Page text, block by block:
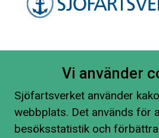
Vi använder
Sjöfartsverket använder
webbplats. Det används för
besöksstatistik och